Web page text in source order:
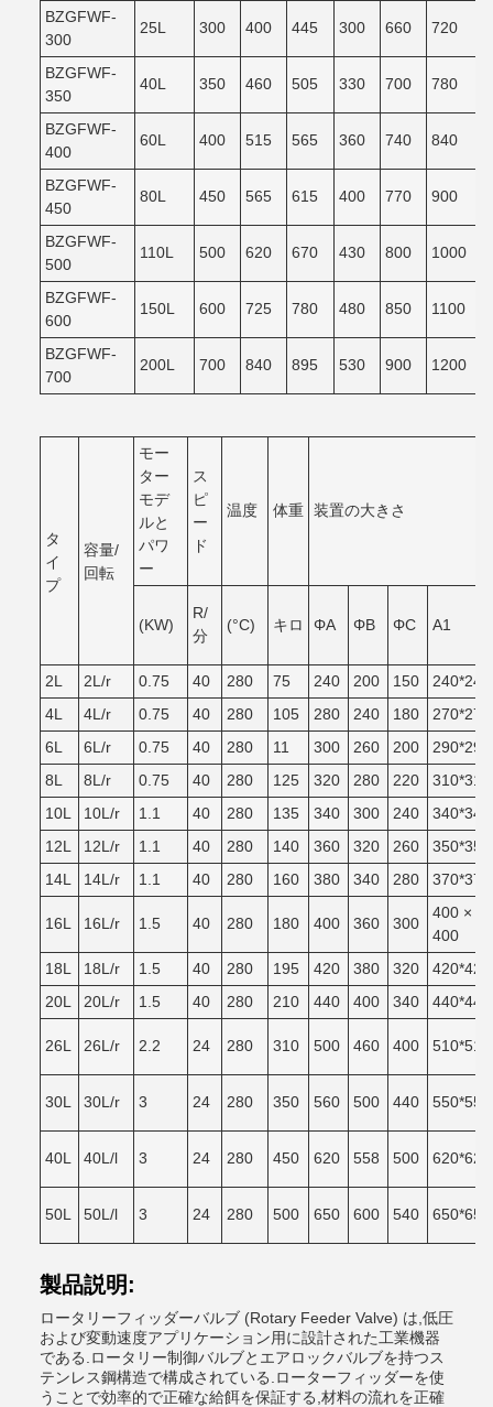
BZGFWF-
300
25L 300 400 445 300 660 720
BZGFWF-
350
40L 350 460 505 330 700 780
BZGFWF-
400
60L 400 515 565 360 740 840
BZGFWF-
450
80L 450 565 615 400 770 900
BZGFWF-
500
110L 500 620 670 430 800 1000
BZGFWF-
600
150L 600 725 780 480 850 1100
BZGFWF-
700
200L 700 840 895 530 900 1200
タ
イ
プ
容量/
回転
モー
ター
モデ
ルと
パワ
ー
ス
ピ
ー
ド
温度 体重 装置の大きさ
(KW)
R/
分
(°C) キロ ΦA ΦB ΦC A1
2L 2L/r 0.75 40 280 75 240 200 150
240*240
4L
4L/r 0.75 40 280 105 280 240 180
270*270
6L
6L/r 0.75 40 280 11 300 260 200
290*290
8L
8L/r 0.75 40 280 125 320 280 220
310*310
10L
10L/r 1.1 40 280 135 340 300 240
340*340
12L
12L/r 1.1 40 280 140 360 320 260
350*350
14L
14L/r 1.1 40 280 160 380 340 280 370*370
16L 16L/r 1.5 40 280 180 400 360 300
400 ×
400
18L
18L/r 1.5 40 280 195 420 380 320
420*420
20L
20L/r 1.5 40 280 210 440 400 340 440*440
26L 26L/r 2.2 24 280 310 500 460 400 510*510
30L 30L/r 3 24 280 350 560 500 440 550*550
40L 40L/l 3 24 280 450 620 558 500 620*620
50L 50L/l 3 24 280 500 650 600 540 650*650
製品説明:
ロータリーフィッダーバルブ (Rotary Feeder Valve) は,低圧
および変動速度アプリケーション用に設計された工業機器
である.ロータリー制御バルブとエアロックバルブを持つス
テンレス鋼構造で構成されている.ローターフィッダーを使
うことで効率的で正確な給餌を保証する,材料の流れを正確